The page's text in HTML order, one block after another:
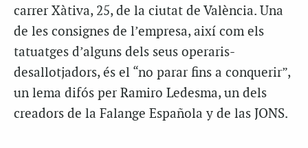
carrer Xàtiva, 25, de la ciutat de València. Una
de les consignes de l’empresa, així com els
tatuatges d’alguns dels seus operaris-
desallotjadors, és el “no parar fins a conquerir”,
un lema difós per Ramiro Ledesma, un dels
creadors de la Falange Española y de las JONS.